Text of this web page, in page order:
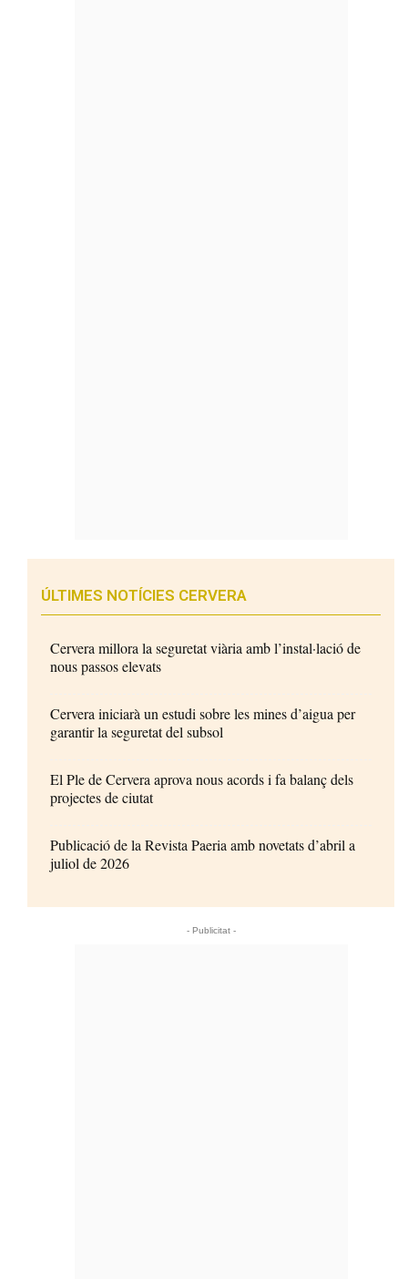
ÚLTIMES NOTÍCIES CERVERA
Cervera millora la seguretat viària amb l’instal·lació de
nous passos elevats
Cervera iniciarà un estudi sobre les mines d’aigua per
garantir la seguretat del subsol
El Ple de Cervera aprova nous acords i fa balanç dels
projectes de ciutat
Publicació de la Revista Paeria amb novetats d’abril a
juliol de 2026
- Publicitat -